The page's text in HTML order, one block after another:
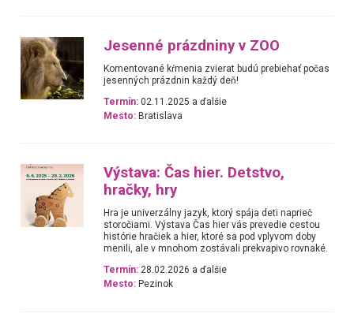
Jesenné prázdniny v ZOO
Komentované kŕmenia zvierat budú prebiehať počas
jesenných prázdnin každý deň!
Termín: 02.11.2025 a ďalšie
Mesto: Bratislava
Výstava: Čas hier. Detstvo,
hračky, hry
Hra je univerzálny jazyk, ktorý spája deti naprieč
storočiami. Výstava Čas hier vás prevedie cestou
histórie hračiek a hier, ktoré sa pod vplyvom doby
menili, ale v mnohom zostávali prekvapivo rovnaké.
Termín: 28.02.2026 a ďalšie
Mesto: Pezinok